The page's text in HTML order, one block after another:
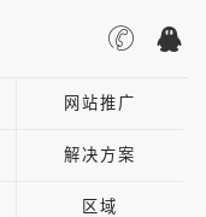
网站推广
解决方案
区域